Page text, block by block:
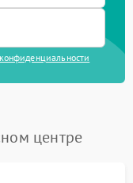
центре